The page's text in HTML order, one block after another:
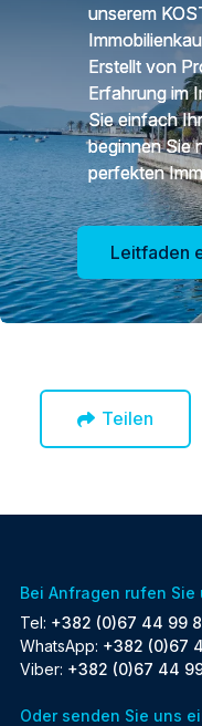
unserem
Erstellt von
Erfahrung im
Sie einfach
beginnen Sie
perfekten
Leitfaden
Teilen
Bei Anfragen rufen Sie
Tel: +382 (0)67 44 99
WhatsApp: +382 (0)67
Viber: +382 (0)67 44
Oder senden Sie uns